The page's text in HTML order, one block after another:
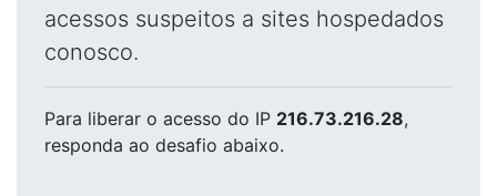
acessos suspeitos a sites hospedados
conosco.
Para liberar o acesso do IP 216.73.216.28,
responda ao desafio abaixo.